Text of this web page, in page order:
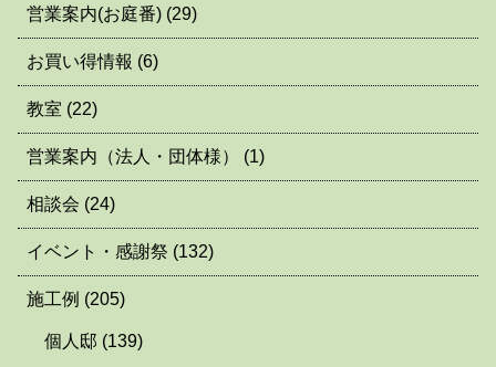
営業案内(お庭番) (29)
お買い得情報 (6)
教室 (22)
営業案内（法人・団体様） (1)
相談会 (24)
イベント・感謝祭 (132)
施工例 (205)
個人邸 (139)